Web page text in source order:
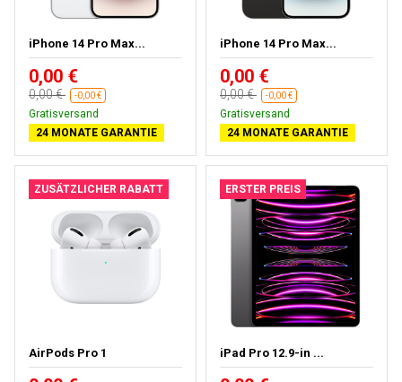
iPhone 14 Pro Max...
0,00 €
0,00 € -0,00 €
Gratisversand
24 MONATE GARANTIE
iPhone 14 Pro Max...
0,00 €
0,00 € -0,00 €
Gratisversand
24 MONATE GARANTIE
ZUSÄTZLICHER RABATT
AirPods Pro 1
ERSTER PREIS
iPad Pro 12.9-in ...